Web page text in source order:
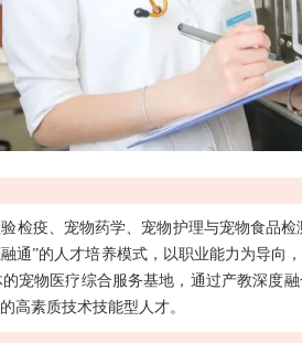
检疫、宠物药学、宠物护理与宠物食品
通”的人才培养模式，以职业能力为导向
宠物医疗综合服务基地，通过产教深度
高素质技术技能型人才。